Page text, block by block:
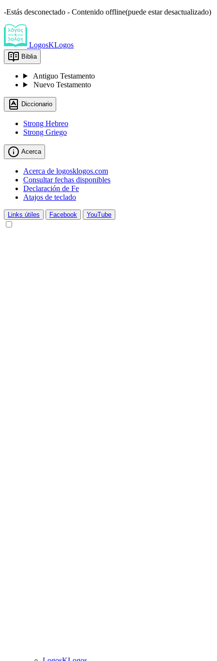
-Estás desconectado - Contenido offline(puede estar desactualizado)
LogosKLogos
Biblia
Antiguo Testamento
Nuevo Testamento
Diccionario
Strong Hebreo
Strong Griego
Acerca
Acerca de logosklogos.com
Consultar fechas disponibles
Declaración de Fe
Atajos de teclado
Links útiles Facebook YouTube